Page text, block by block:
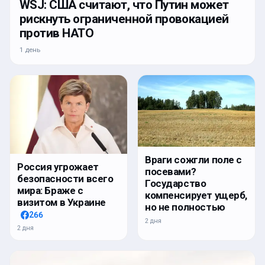
WSJ: США считают, что Путин может
рискнуть ограниченной провокацией
против НАТО
1 день
Россия угрожает
безопасности всего
мира: Браже с
визитом в Украине
266
2 дня
Враги сожгли поле с
посевами?
Государство
компенсирует ущерб,
но не полностью
2 дня